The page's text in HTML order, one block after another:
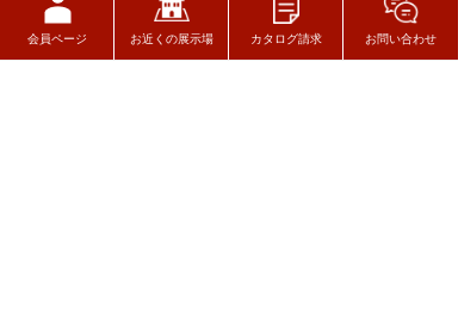
会員ページ お近くの展示場 カタログ請求 お問い合わせ